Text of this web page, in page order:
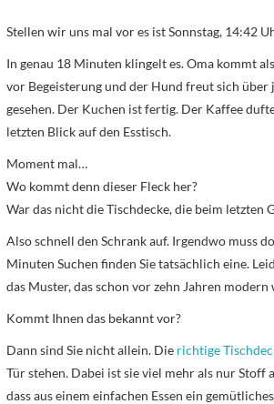
Stellen wir uns mal vor es ist Sonnstag, 14:42
In genau 18 Minuten klingelt es. Oma kommt
vor Begeisterung und der Hund freut sich über
gesehen. Der Kuchen ist fertig. Der Kaffee
letzten Blick auf den Esstisch.
Moment mal…
Wo kommt denn dieser Fleck her?
War das nicht die Tischdecke, die beim letzten
Also schnell den Schrank auf. Irgendwo muss
Minuten Suchen finden Sie tatsächlich eine.
das Muster, das schon vor zehn Jahren modern
Kommt Ihnen das bekannt vor?
Dann sind Sie nicht allein. Die richtige
Tür stehen. Dabei ist sie viel mehr als nur Stoff
dass aus einem einfachen Essen ein